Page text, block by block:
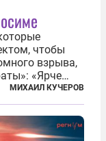
чтобы
взрыва,
«Ярче
все жители
на
МИХАИЛ КУЧЕРОВ